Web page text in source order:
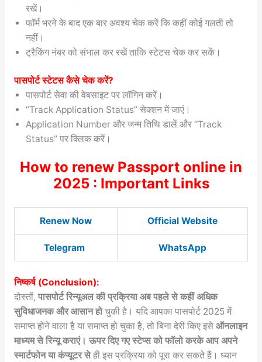
रखें।
फॉर्म भरने के बाद एक बार अवश्य चेक करें कि कहीं कोई गलती तो
नहीं।
ट्रैकिंग नंबर को संभाल कर रखें ताकि स्टेटस चेक कर सकें।
पासपोर्ट स्टेटस कैसे चेक करें?
पासपोर्ट सेवा की वेबसाइट पर लॉगिन करें।
“Track Application Status” सेक्शन में जाएं।
Application Number और जन्म तिथि डालें और “Track
Status” पर क्लिक करें।
How to renew Passport online in
2025 : Important Links
Renew Now Official Website
Telegram WhatsApp
निष्कर्ष (Conclusion):
दोस्तों, पासपोर्ट रिन्यूअल की प्रक्रिया अब पहले से कहीं अधिक
सुविधाजनक और आसान होचुकी है। यदि आपका पासपोर्ट 2025 में
समाप्त होने वाला है या समाप्त हो चुका है, तो बिना देरी किए इसे ऑनलाइन
माध्यम से रिन्यू कराएं। ऊपर दिए गए स्टेप्स को फॉलो करके आप अपने
स्मार्टफोन या कंप्यूटर सेही इस प्रक्रिया को पूरा कर सकते हैं। ध्यान